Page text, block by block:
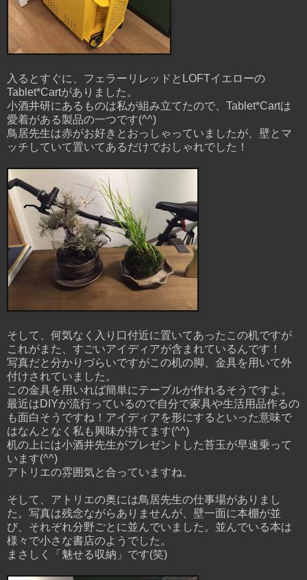
入るとすぐに、フェラーリレッドとLOFTイエローの
Tablet*Cartがありました。
小酒井研にあるものは私が組み立てたので、Tablet*Cartは
愛着がある製品の一つです(^^)
鳥居先生は赤がお好きとおっしゃっていましたが、壁とマ
ッチしていて置いてあるだけでおしゃれでした！
そして、何気なく入り口付近に置いてあったこの机ですが
これがまた、すごいアイディアが含まれているんです！
写真だと分かりづらいですがこの机の脚、金具を用いて外
付けされていました。
この金具を用いれば簡単にテーブルが作れるそうですよ。
最近はDIYが流行っているので自分で家具や生活用品作るの
も面白そうですね！アイディアを形にするといった意味で
はなんとなく私も興味が持てます(^^)
机の上には小酒井先生がプレゼントした苔玉が早速乗って
います(^^)
アトリエの雰囲気と合っていますね。
そして、アトリエの奥には鳥居先生の仕事場がありまし
た。写真は残念ながらありませんが、壁一面に本棚が並
び、それぞれ分野ごとに並んでいました。並んでいる本は
様々で小さな書店のようでした。
まさしく「魅せる収納」です(笑)